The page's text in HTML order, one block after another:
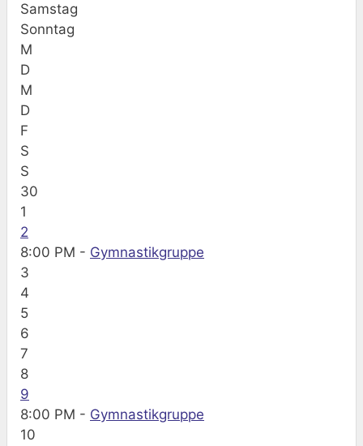
Samstag
Sonntag
M
D
M
D
F
S
S
30
1
2
8:00 PM - Gymnastikgruppe
3
4
5
6
7
8
9
8:00 PM - Gymnastikgruppe
10